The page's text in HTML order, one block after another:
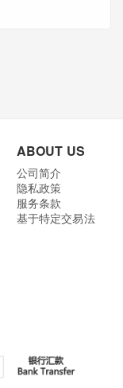
ABOUT US
公司简介
隐私政策
服务条款
基于特定交易法